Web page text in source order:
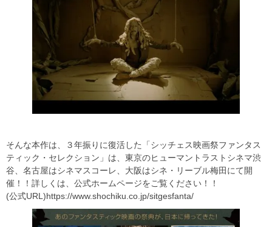
そんな本作は、３年振りに復活した「シッチェス映画祭ファンタス
ティック・セレクション」は、東京のヒューマントラストシネマ渋
谷、名古屋はシネマスコーレ、大阪はシネ・リーブル梅田にて開
催！！詳しくは、公式ホームページをご覧ください！！
(公式URL)https://www.shochiku.co.jp/sitgesfanta/